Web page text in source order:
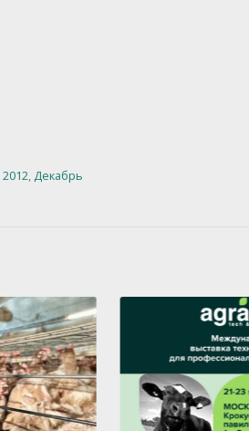
2012, Декабрь